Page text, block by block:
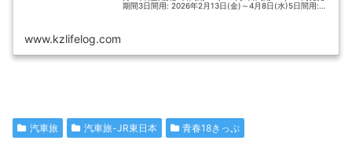
期間3日間用: 2026年2月13日(金)～4月8日(水)5日間用:
www.kzlifelog.com
汽車旅 汽車旅-JR東日本 青春18きっぷ